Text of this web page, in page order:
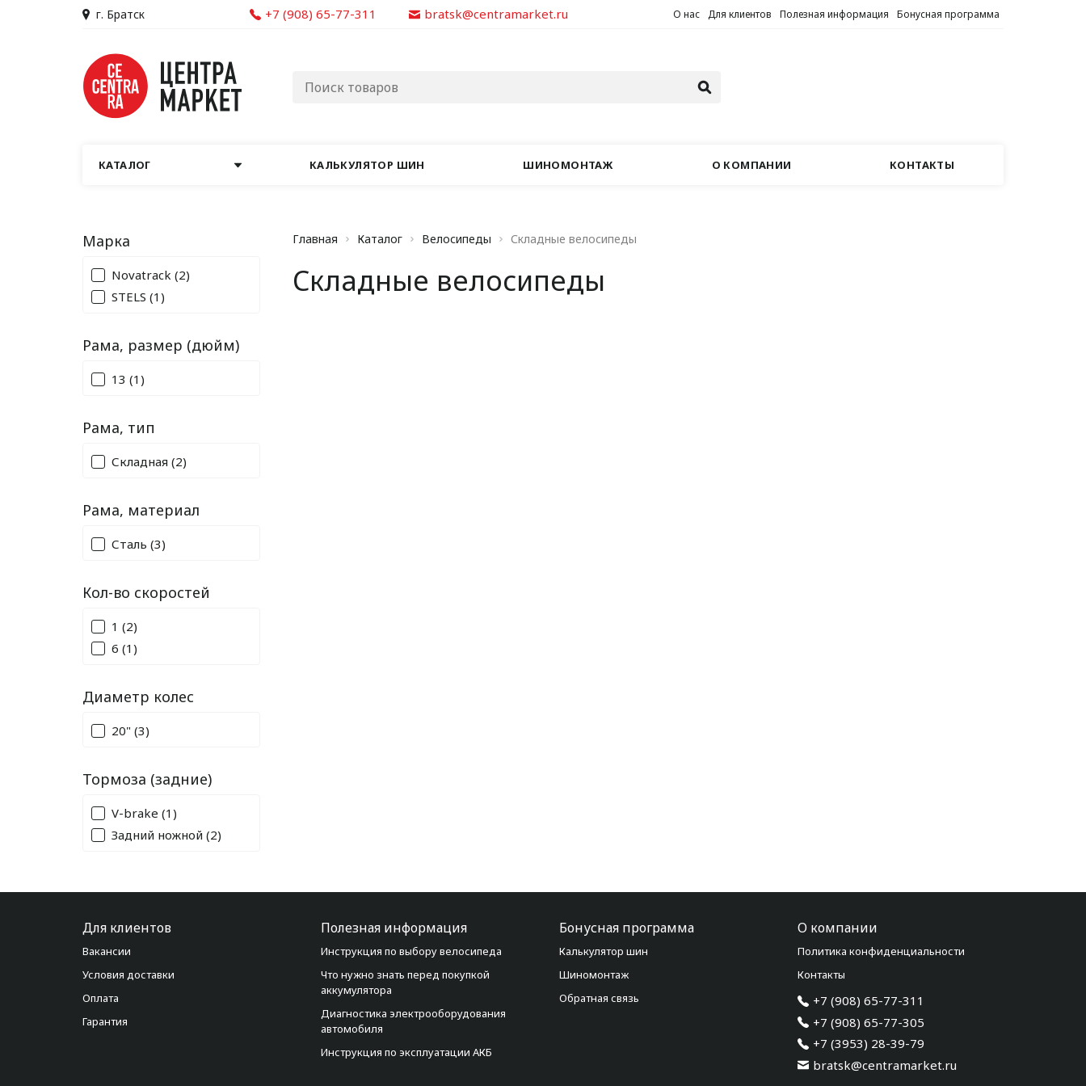
г. Братск +7 (908) 65-77-311 bratsk@centramarket.ru О нас Для клиентов Полезная информация Бонусная программа
КАТАЛОГ КАЛЬКУЛЯТОР ШИН ШИНОМОНТАЖ О КОМПАНИИ КОНТАКТЫ
Марка
Novatrack (2)
STELS (1)
Рама, размер (дюйм)
13 (1)
Рама, тип
Складная (2)
Рама, материал
Сталь (3)
Кол-во скоростей
1 (2)
6 (1)
Диаметр колес
20" (3)
Тормоза (задние)
V-brake (1)
Задний ножной (2)
Главная Каталог Велосипеды Складные велосипеды
Складные велосипеды
Для клиентов
Вакансии
Условия доставки
Оплата
Гарантия
Полезная информация
Инструкция по выбору велосипеда
Что нужно знать перед покупкой
аккумулятора
Диагностика электрооборудования
автомобиля
Инструкция по эксплуатации АКБ
Бонусная программа
Калькулятор шин
Шиномонтаж
Обратная связь
О компании
Политика конфиденциальности
Контакты
+7 (908) 65-77-311
+7 (908) 65-77-305
+7 (3953) 28-39-79
bratsk@centramarket.ru